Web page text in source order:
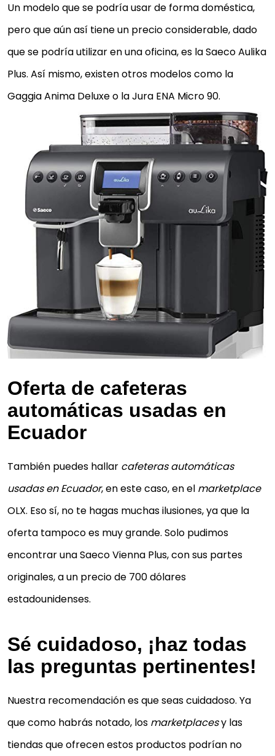
Un modelo que se podría usar de forma doméstica,
pero que aún así tiene un precio considerable, dado
que se podría utilizar en una oficina, es la Saeco Aulika
Plus. Así mismo, existen otros modelos como la
Gaggia Anima Deluxe o la Jura ENA Micro 90.
Oferta de cafeteras
automáticas usadas en
Ecuador
También puedes hallar cafeteras automáticas
usadas en Ecuador, en este caso, en el marketplace
OLX. Eso sí, no te hagas muchas ilusiones, ya que la
oferta tampoco es muy grande. Solo pudimos
encontrar una Saeco Vienna Plus, con sus partes
originales, a un precio de 700 dólares
estadounidenses.
Sé cuidadoso, ¡haz todas
las preguntas pertinentes!
Nuestra recomendación es que seas cuidadoso. Ya
que como habrás notado, los marketplacesy las
tiendas que ofrecen estos productos podrían no